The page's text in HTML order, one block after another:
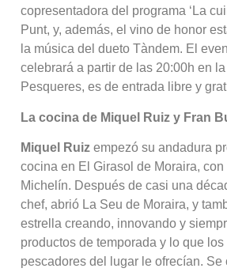
copresentadora del programa ‘La
Punt, y, además, el vino de honor
la música del dueto Tàndem. El
celebrará a partir de las 20:00h en
Pesqueres, es de entrada libre y
La cocina de Miquel Ruiz y Fran
Miquel Ruiz empezó su andadura
cocina en El Girasol de Moraira,
Michelín. Después de casi una
chef, abrió La Seu de Moraira, y
estrella creando, innovando y
productos de temporada y lo que
pescadores del lugar le ofrecían. Se